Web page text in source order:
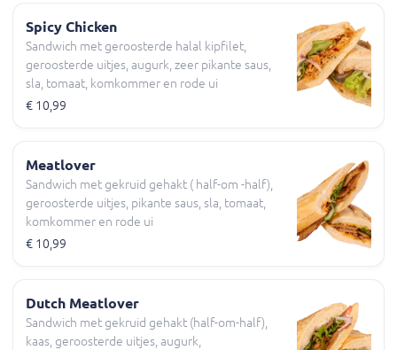
Spicy Chicken
Sandwich met geroosterde halal kipfilet,
geroosterde uitjes, augurk, zeer pikante saus,
sla, tomaat, komkommer en rode ui
€ 10,99
Meatlover
Sandwich met gekruid gehakt ( half-om -half),
geroosterde uitjes, pikante saus, sla, tomaat,
komkommer en rode ui
€ 10,99
Dutch Meatlover
Sandwich met gekruid gehakt (half-om-half),
kaas, geroosterde uitjes, augurk,